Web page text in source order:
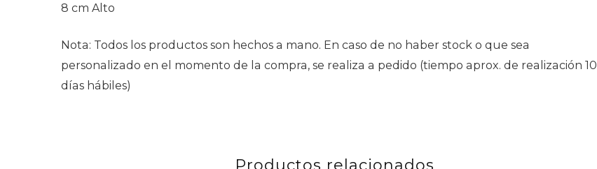
8 cm Alto
Nota: Todos los productos son hechos a mano. En caso de no haber stock o que sea
personalizado en el momento de la compra, se realiza a pedido (tiempo aprox. de realización 10
días hábiles)
Productos relacionados